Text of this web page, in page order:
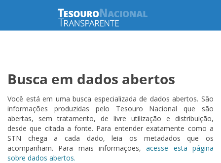
Busca em dados abertos
Você está em uma busca especializada de dados abertos. São
informações produzidas pelo Tesouro Nacional que são
abertas, sem tratamento, de livre utilização e distribuição,
desde que citada a fonte. Para entender exatamente como a
STN chega a cada dado, leia os metadados que os
acompanham. Para mais informações,acesse esta página
sobre dados abertos.